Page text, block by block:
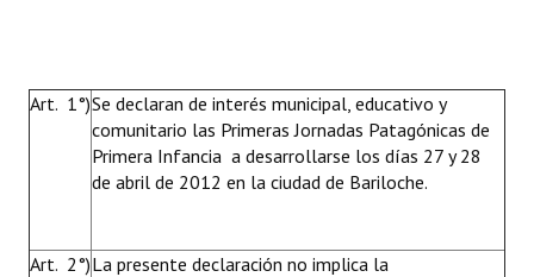
Art. 1°)Se declaran de interés municipal, educativo y
comunitario las Primeras Jornadas Patagónicas de
Primera Infancia a desarrollarse los días 27 y 28
de abril de 2012 en la ciudad de Bariloche.
Art. 2°)La presente declaración no implica la